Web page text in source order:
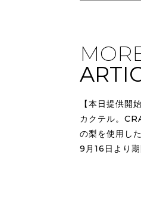
【本日提供開
カクテル。
の梨を使用し
9月16日より期